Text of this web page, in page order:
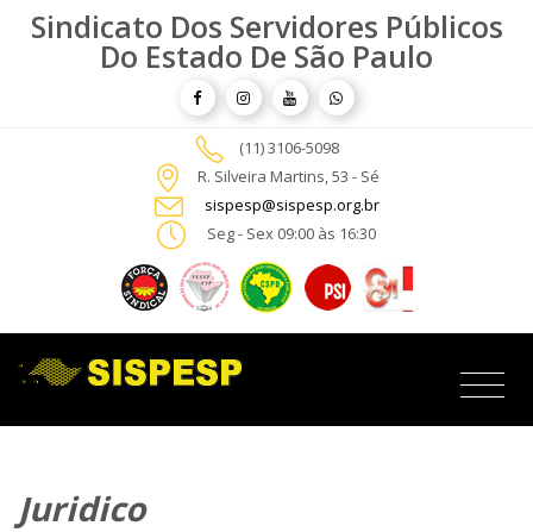
Sindicato Dos Servidores Públicos
Do Estado De São Paulo
(11) 3106-5098
R. Silveira Martins, 53 - Sé
sispesp@sispesp.org.br
Seg - Sex 09:00 às 16:30
Juridico